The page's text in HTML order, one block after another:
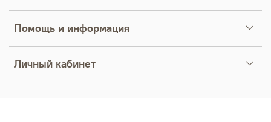
Помощь и информация
Личный кабинет